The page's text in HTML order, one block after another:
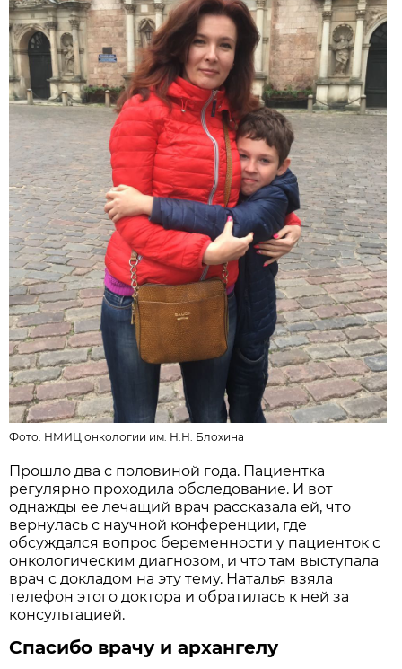
Фото: НМИЦ онкологии им. Н.Н. Блохина
Прошло два с половиной года. Пациентка
регулярно проходила обследование. И вот
однажды ее лечащий врач рассказала ей, что
вернулась с научной конференции, где
обсуждался вопрос беременности у пациенток с
онкологическим диагнозом, и что там выступала
врач с докладом на эту тему. Наталья взяла
телефон этого доктора и обратилась к ней за
консультацией.
Спасибо врачу и архангелу